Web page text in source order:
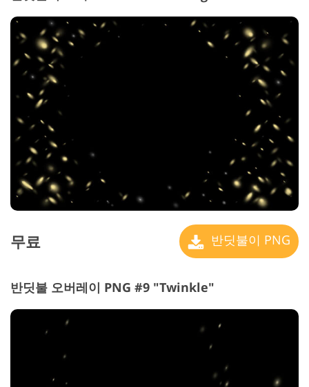
무료 반딧불이 PNG
반딧불 오버레이 PNG #9 "Twinkle"